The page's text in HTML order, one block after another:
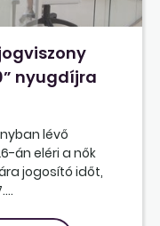
nyugdíjra
lévő
án eléri a nők
jogosító időt,